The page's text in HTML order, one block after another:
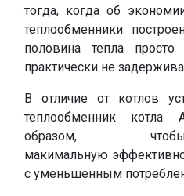
тогда, когда об
теплообменники
половина тепла
практически не
В отличие от котлов
теплообменник котла
образом,
макимальную
с уменьшенным